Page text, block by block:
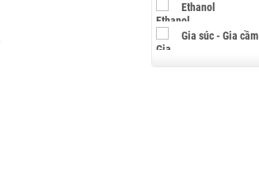
Ethanol
Gia súc - Gia cầm